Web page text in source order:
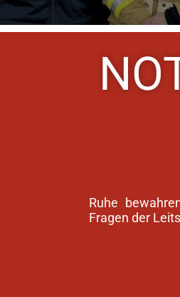
Ruhe
Fragen der